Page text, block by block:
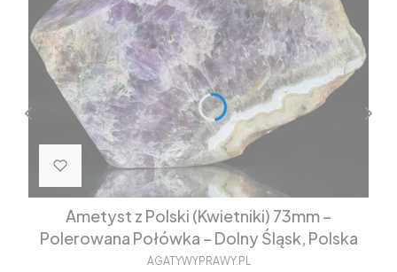
Ametyst z Polski (Kwietniki) 73mm –
Polerowana Połówka – Dolny Śląsk, Polska
AGATYWYPRAWY.PL